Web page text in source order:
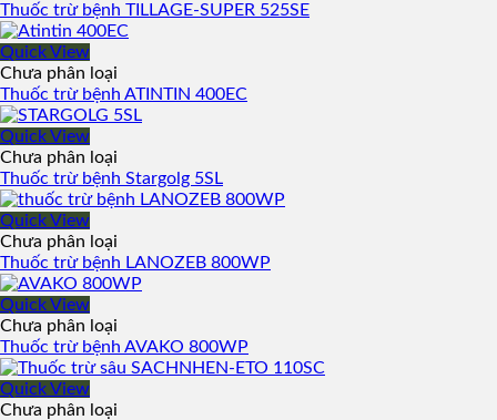
Thuốc trừ bệnh TILLAGE-SUPER 525SE
Quick View
Chưa phân loại
Thuốc trừ bệnh ATINTIN 400EC
Quick View
Chưa phân loại
Thuốc trừ bệnh Stargolg 5SL
Quick View
Chưa phân loại
Thuốc trừ bệnh LANOZEB 800WP
Quick View
Chưa phân loại
Thuốc trừ bệnh AVAKO 800WP
Quick View
Chưa phân loại